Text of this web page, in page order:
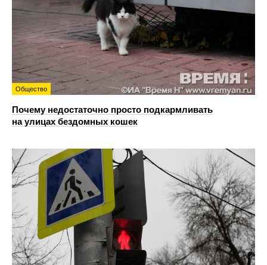
Общество
Почему недостаточно просто подкармливать
на улицах бездомных кошек